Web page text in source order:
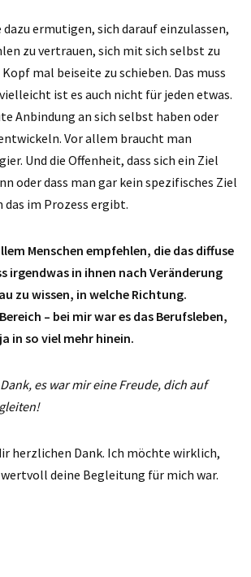
dazu ermutigen, sich darauf einzulassen,
zu vertrauen, sich mit sich selbst zu
mal beiseite zu schieben. Das muss
ist es auch nicht für jeden etwas.
Anbindung an sich selbst haben oder
Vor allem braucht man
Und die Offenheit, dass sich ein Ziel
oder dass man gar kein spezifisches Ziel
das im Prozess ergibt.
Menschen empfehlen, die das diffuse
irgendwas in ihnen nach Veränderung
zu wissen, in welche Richtung.
– bei mir war es das Berufsleben,
in so viel mehr hinein.
es war mir eine Freude, dich auf
herzlichen Dank. Ich möchte wirklich,
deine Begleitung für mich war.